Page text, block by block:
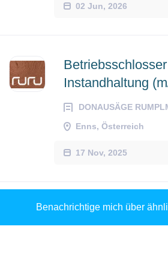
02 Jun, 2026
Betriebsschlosser
Instandhaltung
DONAUSÄGE
Enns, Österreich
17 Nov, 2025
Benachrichtige mich über